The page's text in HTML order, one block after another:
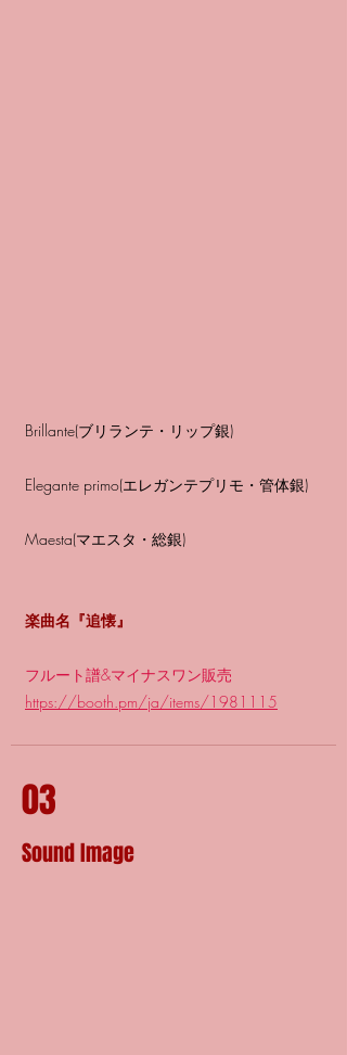
Brillante(ブリランテ・リップ銀)
Elegante primo(エレガンテプリモ・管体銀)
Maesta(マエスタ・総銀)
楽曲名『追懐』
フルート譜&マイナスワン販売
https://booth.pm/ja/items/1981115
03
Sound Image